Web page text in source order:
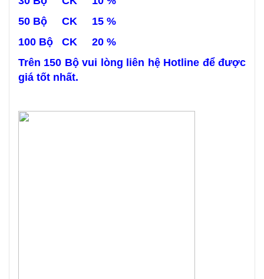
50 Bộ CK 15 %
100 Bộ CK 20 %
Trên 150 Bộ vui lòng liên hệ Hotline để được
giá tốt nhất.